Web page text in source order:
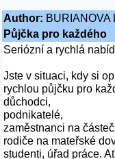
Author: BURIANOVA
Půjčka pro každého
Seriózní a rychlá
Jste v situaci, kdy si
rychlou půjčku pro
důchodci,
podnikatelé,
zaměstnanci na
rodiče na mateřské
studenti, úřad práce.